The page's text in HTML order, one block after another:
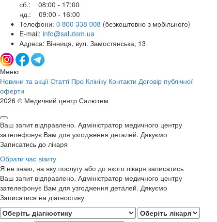
сб.: 08:00 - 17:00
нд.: 09:00 - 16:00
Телефони: 0 800 338 008 (безкоштовно з мобільного)
E-mail: info@salutem.ua
Адреса: Вінниця, вул. Замостянська, 13
Меню
Новини та акції Статті Про Клініку Контакти Договір публічної
оферти
2026 © Медичний центр Салютем
Ваш запит відправлено. Адміністратор медичного центру
зателефонує Вам для узгодження деталей. Дякуємо
Записатись до лікаря
Обрати час візиту
Я не знаю, на яку послугу або до якого лікаря записатись
Ваш запит відправлено. Адміністратор медичного центру
зателефонує Вам для узгодження деталей. Дякуємо
Записатися на діагностику